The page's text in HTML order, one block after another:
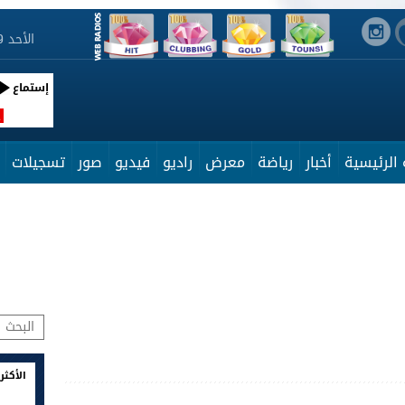
الأحد 9 أوت 2026 06:40:38
إستماع
أخبار رياضة معرض راديو فيديو صور تسجيلات